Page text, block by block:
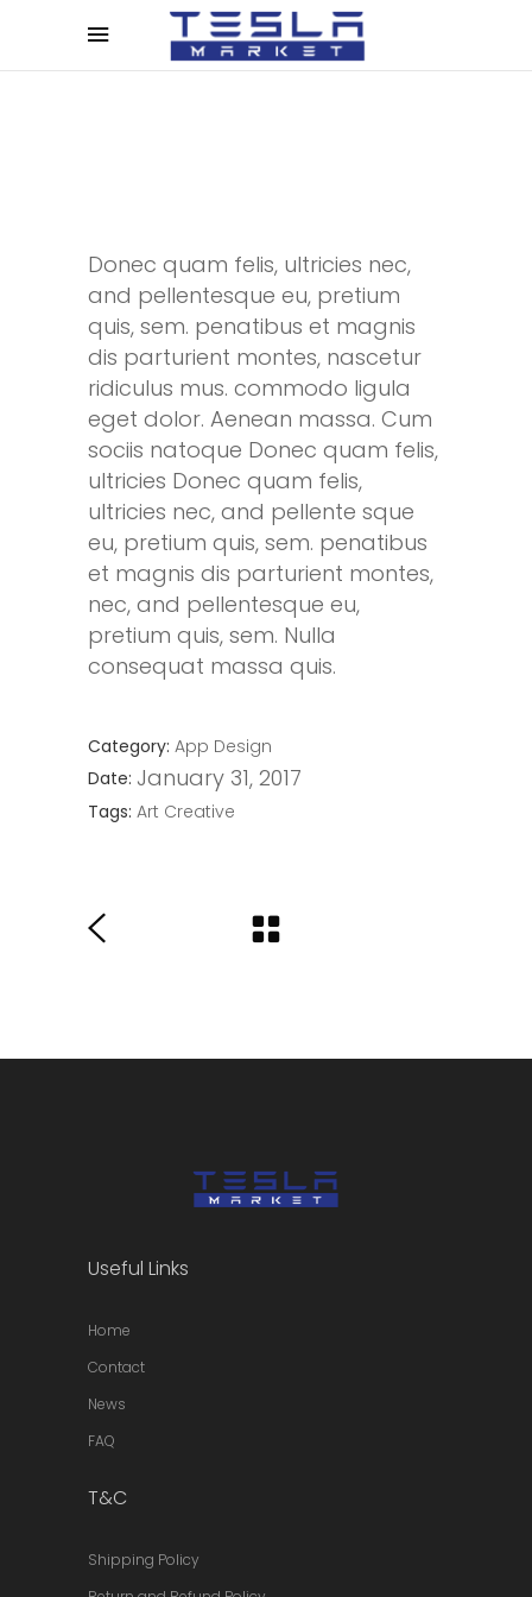
Donec quam felis, ultricies nec,
and pellentesque eu, pretium
quis, sem. penatibus et magnis
dis parturient montes, nascetur
ridiculus mus. commodo ligula
eget dolor. Aenean massa. Cum
sociis natoque Donec quam felis,
ultricies Donec quam felis,
ultricies nec, and pellente sque
eu, pretium quis, sem. penatibus
et magnis dis parturient montes,
nec, and pellentesque eu,
pretium quis, sem. Nulla
consequat massa quis.
Category: App Design
Date: January 31, 2017
Tags: Art Creative
Useful Links
Home
Contact
News
FAQ
T&C
Shipping Policy